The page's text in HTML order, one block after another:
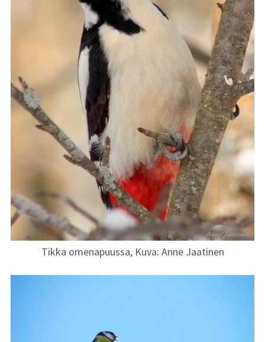
Tikka omenapuussa, Kuva: Anne Jaatinen